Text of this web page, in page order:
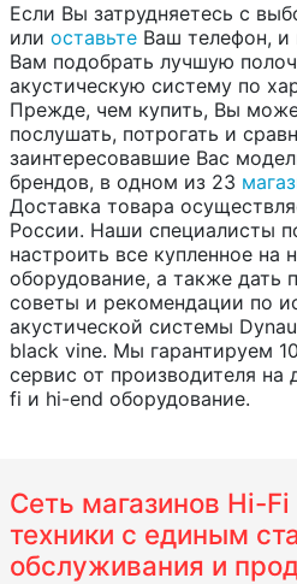
Если Вы затрудняетесь с
или оставьте Ваш телефон, и
Вам подобрать лучшую
акустическую систему по
Прежде, чем купить, Вы
послушать, потрогать и
заинтересовавшие Вас
брендов, в одном из 23
Доставка товара
России. Наши специалисты
настроить все купленное на
оборудование, а также дать
советы и рекомендации по
акустической системы
black vine. Мы гарантируем
сервис от производителя
fi и hi-end оборудование.
Сеть магазинов Hi-
техники с единым
обслуживания и